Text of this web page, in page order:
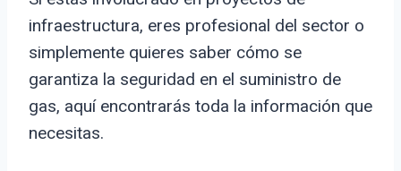
infraestructura, eres profesional del sector o
simplemente quieres saber cómo se
garantiza la seguridad en el suministro de
gas, aquí encontrarás toda la información que
necesitas.